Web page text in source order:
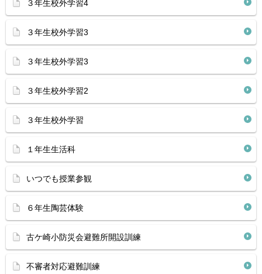
３年生校外学習4
３年生校外学習3
３年生校外学習3
３年生校外学習2
３年生校外学習
１年生生活科
いつでも授業参観
６年生陶芸体験
古ケ崎小防災会避難所開設訓練
不審者対応避難訓練